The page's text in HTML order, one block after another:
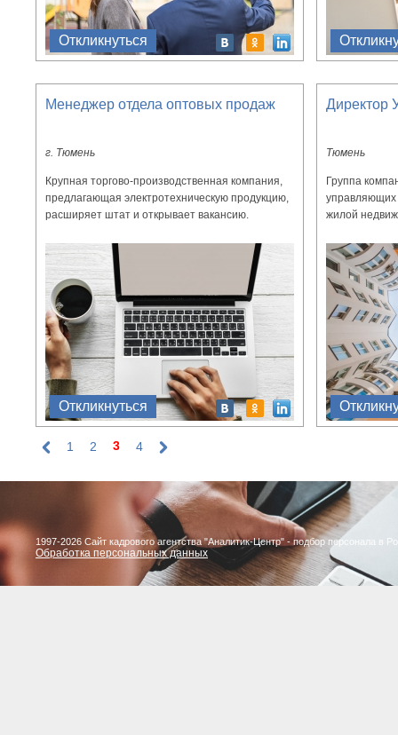
Откликнуться
Менеджер отдела оптовых продаж
г. Тюмень
Крупная торгово-производственная компания,
предлагающая электротехническую продукцию,
расширяет штат и открывает вакансию.
Откликнуться
Директор
Тюмень
Группа
управляющих
жилой
1 2 3 4
1997-2026 Сайт кадрового агентства "Аналитик-Центр" - подбор персонала в
Обработка персональных данных